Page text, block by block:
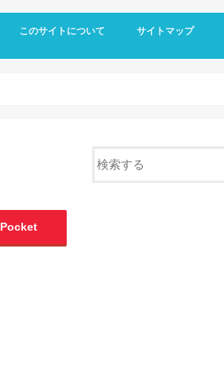
このサイトについて サイトマップ
Pocket